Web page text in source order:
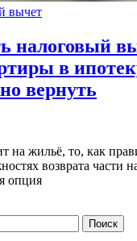
вычет
налоговый
в
вернуть
на жильё, то, как
возврата части
опция